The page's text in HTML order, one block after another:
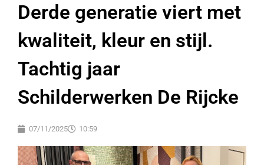
Derde generatie viert met
kwaliteit, kleur en stijl.
Tachtig jaar
Schilderwerken De Rijcke
07/11/2025 10:59